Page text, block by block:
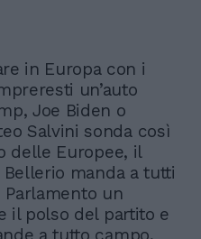
in Europa con i
un’auto
Joe Biden o
Salvini sonda così
delle Europee, il
manda a tutti
un
il polso del partito e